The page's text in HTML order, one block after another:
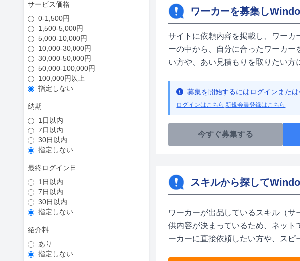
サービス価格
0-1,500円
1,500-5,000円
5,000-10,000円
10,000-30,000円
30,000-50,000円
50,000-100,000円
100,000円以上
指定しない
納期
1日以内
7日以内
30日以内
指定しない
最終ログイン日
1日以内
7日以内
30日以内
指定しない
紹介料
あり
指定しない
ワーカーを募集し
サイトに依頼内容を掲載し、ワーカ
ーの中から、自分に合ったワーカー
い方や、あい見積もりを取りたい方
募集を開始するにはログインまた
ログインはこちら |新規会員登録はこちら
今すぐ募集する
スキルから探して
ワーカーが出品しているスキル（
供内容が決まっているため、ネット
ーカーに直接依頼したい方や、スピ